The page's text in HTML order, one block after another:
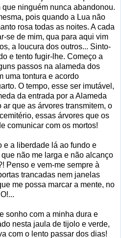
ninguém nunca abandonou.
pois quando a Lua não
rosa todas as noites. A cada
se de mim, qua para aqui vim
a loucura dos outros... Sinto-
e tento fugir-lhe. Começo a
passos na alameda dos
uma tontura e acordo
O tempo, esse ser imutável,
da entrada por a Alameda
que as árvores transmitem, o
essas árvores que os
comunicar com os mortos!
e a liberdade lá ao fundo e
não me larga e não alcanço
Penso e vem-me sempre à
trancadas nem janelas
me possa marcar a mente, no
sonho com a minha dura e
nesta jaula de tijolo e verde,
com o lento passar dos dias!